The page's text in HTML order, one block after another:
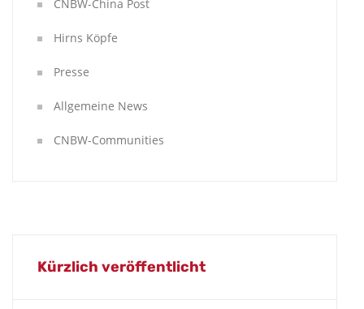
CNBW-China Post
Hirns Köpfe
Presse
Allgemeine News
CNBW-Communities
Kürzlich veröffentlicht